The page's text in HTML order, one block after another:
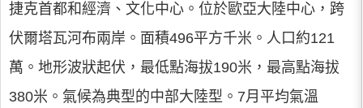
捷克首都和經濟、文化中心。位於歐亞大陸中心，跨
伏爾塔瓦河布兩岸。面積496平方千米。人口約121
萬。地形波狀起伏，最低點海拔190米，最高點海拔
380米。氣候為典型的中部大陸型。7月平均氣溫